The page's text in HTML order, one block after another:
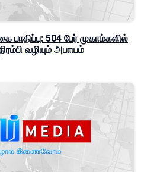
பாதிப்பு: 504 பேர் முகாம்களில்
வழியும் அபாயம்